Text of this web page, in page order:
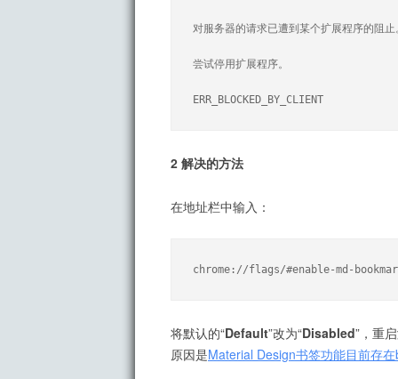
对服务器的请求已遭到某个扩展程序的阻止
尝试停用扩展程序。
ERR_BLOCKED_BY_CLIENT
2 解决的方法
在地址栏中输入：
chrome://flags/#enable-md-
将默认的“Default”改为“Disabled”，重
原因是Material Design书签功能目前存